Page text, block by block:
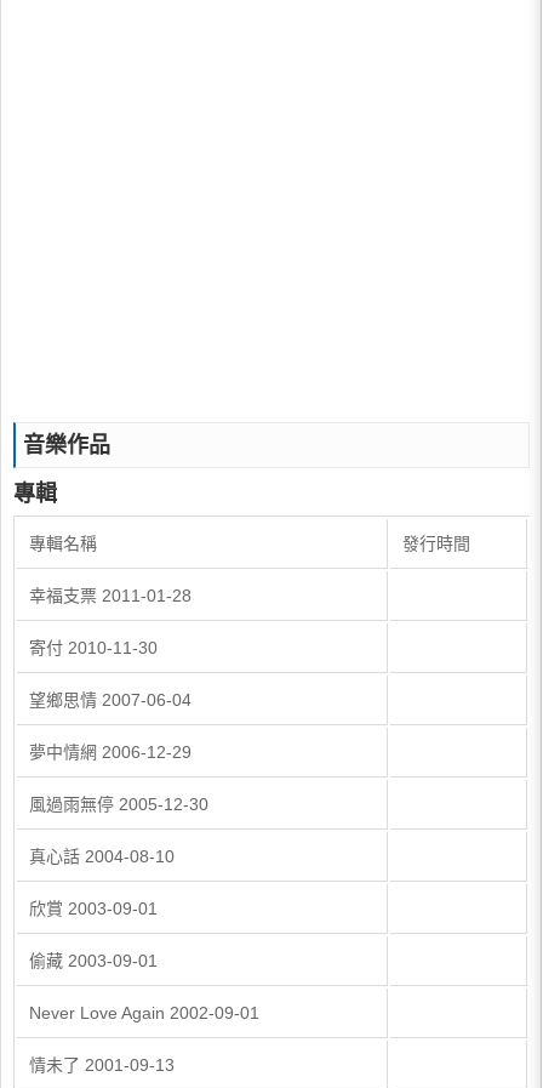
音樂作品
專輯
專輯名稱 發行時間
幸福支票 2011-01-28
寄付 2010-11-30
望鄉思情 2007-06-04
夢中情網 2006-12-29
風過雨無停 2005-12-30
真心話 2004-08-10
欣賞 2003-09-01
偷藏 2003-09-01
Never Love Again 2002-09-01
情未了 2001-09-13